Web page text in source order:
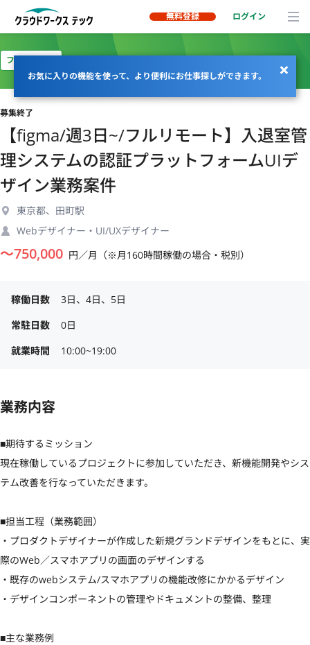
無料登録 ログイン
お気に入りの機能を使って、より便利にお仕事探しができます。
フルリモート
募集終了
【figma/週3日~/フルリモート】入退室管
理システムの認証プラットフォームUIデ
ザイン業務案件
東京都、田町駅
Webデザイナー・UI/UXデザイナー
〜750,000 円／月（※月160時間稼働の場合・税別）
稼働日数
3日、4日、5日
常駐日数
0日
就業時間
10:00~19:00
業務内容
■期待するミッション
現在稼働しているプロジェクトに参加していただき、新機能開発やシス
テム改善を行なっていただきます。
■担当工程（業務範囲）
・プロダクトデザイナーが作成した新規グランドデザインをもとに、実
際のWeb／スマホアプリの画面のデザインする
・既存のwebシステム/スマホアプリの機能改修にかかるデザイン
・デザインコンポーネントの管理やドキュメントの整備、整理
■主な業務例